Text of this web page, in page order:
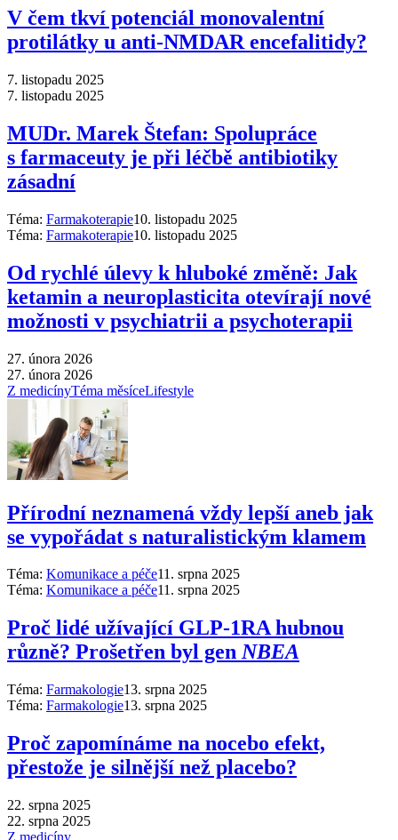
V čem tkví potenciál monovalentní
protilátky u anti-NMDAR encefalitidy?
7. listopadu 2025
7. listopadu 2025
MUDr. Marek Štefan: Spolupráce
s farmaceuty je při léčbě antibiotiky
zásadní
Téma: Farmakoterapie10. listopadu 2025
Téma: Farmakoterapie10. listopadu 2025
Od rychlé úlevy k hluboké změně: Jak
ketamin a neuroplasticita otevírají nové
možnosti v psychiatrii a psychoterapii
27. února 2026
27. února 2026
Z medicínyTéma měsíceLifestyle
Přírodní neznamená vždy lepší aneb jak
se vypořádat s naturalistickým klamem
Téma: Komunikace a péče11. srpna 2025
Téma: Komunikace a péče11. srpna 2025
Proč lidé užívající GLP-1RA hubnou
různě? Prošetřen byl genNBEA
Téma: Farmakologie13. srpna 2025
Téma: Farmakologie13. srpna 2025
Proč zapomínáme na nocebo efekt,
přestože je silnější než placebo?
22. srpna 2025
22. srpna 2025
Z medicíny